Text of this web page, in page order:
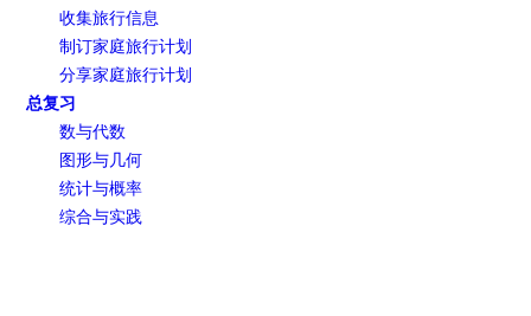
收集旅行信息
制订家庭旅行计划
分享家庭旅行计划
总复习
数与代数
图形与几何
统计与概率
综合与实践